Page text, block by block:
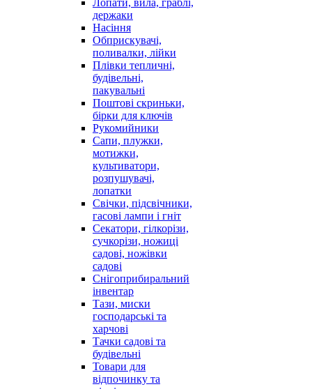
Лопати, вила, граблі,
держаки
Насіння
Обприскувачі,
поливалки, лійки
Плівки тепличні,
будівельні,
пакувальні
Поштові скриньки,
бірки для ключів
Рукомийники
Сапи, плужки,
мотижки,
культиватори,
розпушувачі,
лопатки
Свічки, підсвічники,
гасові лампи і гніт
Секатори, гілкорізи,
сучкорізи, ножиці
садові, ножівки
садові
Снігоприбиральний
інвентар
Тази, миски
господарські та
харчові
Тачки садові та
будівельні
Товари для
відпочинку та